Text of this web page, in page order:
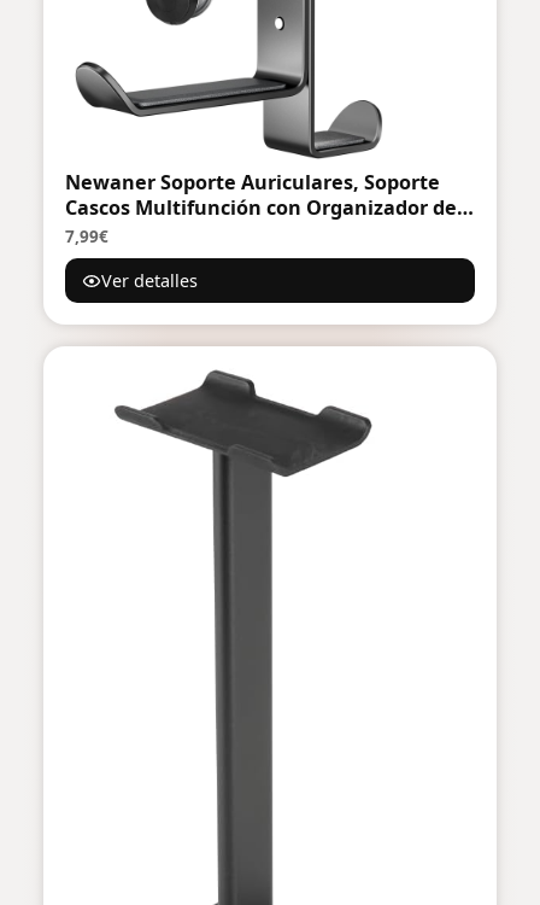
Newaner Soporte Auriculares, Soporte
Cascos Multifunción con Organizador de
Cables, Soporte para Auriculares
Ajustable para Todos Los Auriculares
Bluetooth para Juegos, Auriculares para
Niños, Negro
7,99€
Ver detalles